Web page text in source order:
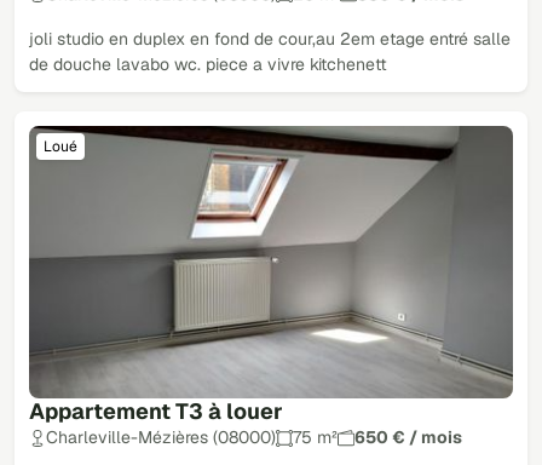
joli studio en duplex en fond de cour,au 2em etage entré salle
de douche lavabo wc. piece a vivre kitchenett
Appartement T3 à louer
Loué
Charleville-Mézières (08000) 75 m² 650 € / mois